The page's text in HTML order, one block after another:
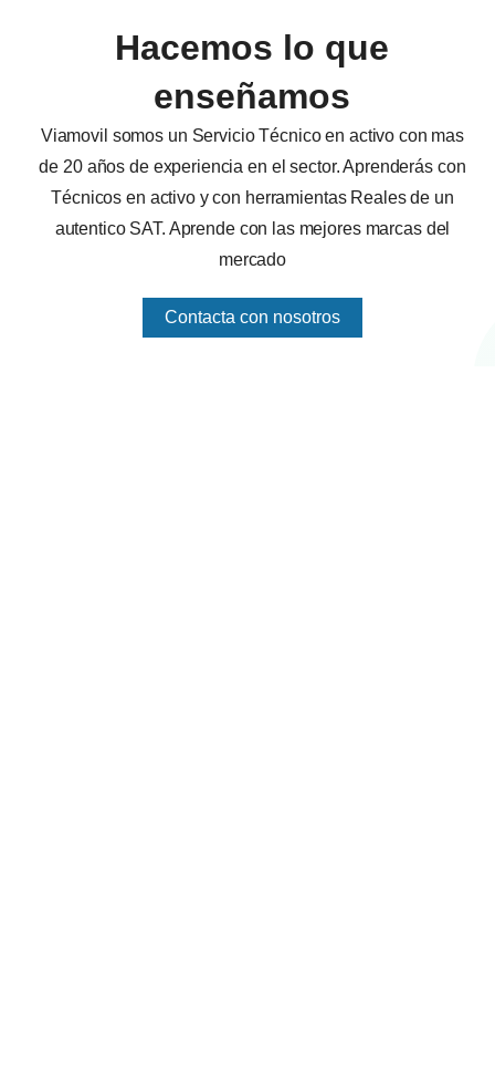
Hacemos lo que
enseñamos
Viamovil somos un Servicio Técnico en activo con mas
de 20 años de experiencia en el sector. Aprenderás con
Técnicos en activo y con herramientas Reales de un
autentico SAT. Aprende con las mejores marcas del
mercado
Contacta con nosotros